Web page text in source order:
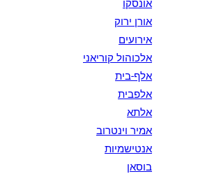
אונסקו
אורן ירוק
אירועים
אלכוהול קוריאני
אלף-בית
אלפבית
אלתא
אמיר וינטרוב
אנטישמיות
בוסאן